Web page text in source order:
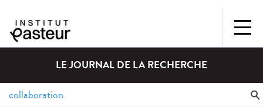
LE JOURNAL DE LA RECHERCHE